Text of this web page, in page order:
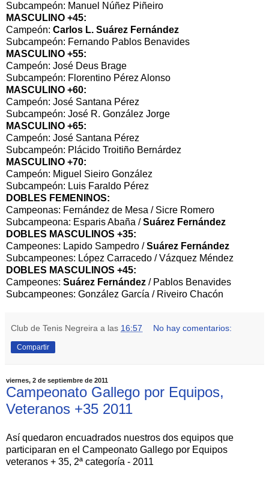
Subcampeón: Manuel Núñez Piñeiro
MASCULINO +45:
Campeón: Carlos L. Suárez Fernández
Subcampeón: Fernando Pablos Benavides
MASCULINO +55:
Campeón: José Deus Brage
Subcampeón: Florentino Pérez Alonso
MASCULINO +60:
Campeón: José Santana Pérez
Subcampeón: José R. González Jorge
MASCULINO +65:
Campeón: José Santana Pérez
Subcampeón: Plácido Troitiño Bernárdez
MASCULINO +70:
Campeón: Miguel Sieiro González
Subcampeón: Luis Faraldo Pérez
DOBLES FEMENINOS:
Campeonas: Fernández de Mesa / Sicre Romero
Subcampeona: Esparis Abaña /Suárez Fernández
DOBLES MASCULINOS +35:
Campeones: Lapido Sampedro /Suárez Fernández
Subcampeones: López Carracedo / Vázquez Méndez
DOBLES MASCULINOS +45:
Campeones: Suárez Fernández / Pablos Benavides
Subcampeones: González García / Riveiro Chacón
Club de Tenis Negreira a las 16:57 No hay comentarios:
Compartir
viernes, 2 de septiembre de 2011
Campeonato Gallego por Equipos,
Veteranos +35 2011
Así quedaron encuadrados nuestros dos equipos que
participaran en el Campeonato Gallego por Equipos
veteranos + 35, 2ª categoría - 2011